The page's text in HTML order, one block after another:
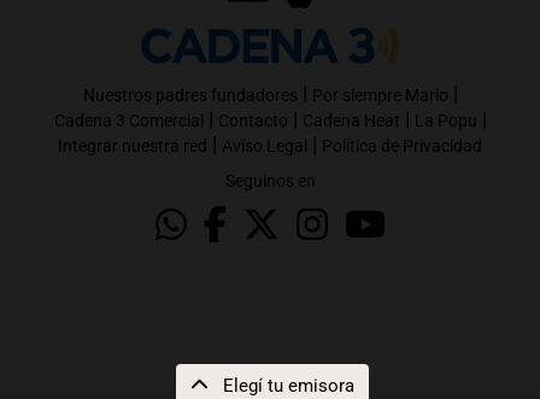
Elegí tu emisora
Nuestros padres fundadores | Por siempre Mario |
Cadena 3 Comercial | Contacto | Cadena Heat | La Popu |
Integrar nuestra red | Aviso Legal | Política de Privacidad
Seguinos en